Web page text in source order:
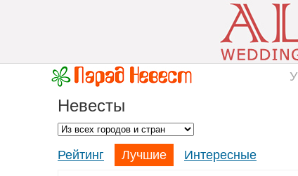
Невесты
Рейтинг Лучшие Интересные